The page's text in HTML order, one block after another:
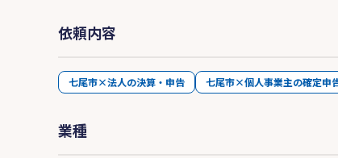
依頼内容
七尾市×法人の決算・申告 七尾市×個人事業主の確定申
業種